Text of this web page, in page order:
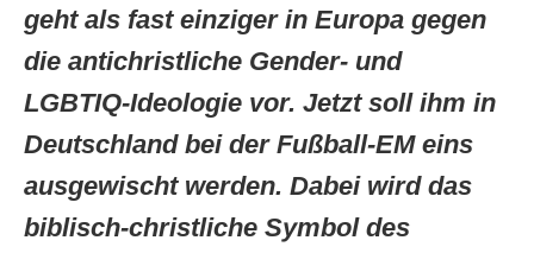
geht als fast einziger in Europa gegen
die antichristliche Gender- und
LGBTIQ-Ideologie vor. Jetzt soll ihm in
Deutschland bei der Fußball-EM eins
ausgewischt werden. Dabei wird das
biblisch-christliche Symbol des